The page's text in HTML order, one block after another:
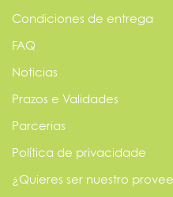
Condiciones de entrega
FAQ
Noticias
Prazos e Validades
Parcerias
Política de privacidade
¿Quieres ser nuestro